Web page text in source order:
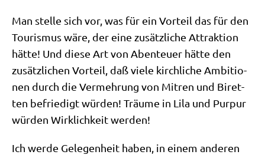
Man stel­le sich vor, was für ein Vor­teil das für den
Tou­ris­mus wäre, der eine zusätz­li­che Attrak­ti­on
hät­te! Und die­se Art von Aben­teu­er hät­te den
zusätz­li­chen Vor­teil, daß vie­le kirch­li­che Ambi­tio­
nen durch die Ver­meh­rung von Mit­ren und Biret­
ten befrie­digt wür­den! Träu­me in Lila und Pur­pur
wür­den Wirk­lich­keit werden!
Ich wer­de Gele­gen­heit haben, in einem ande­ren